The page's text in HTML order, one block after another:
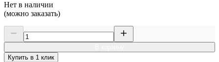
Нет в наличии
(можно заказать)
Купить в 1 клик